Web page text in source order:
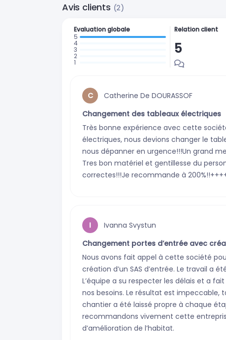
Avis clients (2)
Evaluation globale
avis
avis
Relation client
5
C Catherine De DOURASSOF
Changement des tableaux électriques
Très bonne expérience avec cette
électriques, nous devions changer le
nous dépanner en urgence!!!Un grand
Tres bon matériel et gentillesse du
correctes!!!Je recommande à
I Ivanna Svystun
Changement portes d’entrée avec
Nous avons fait appel à cette société
création d’un SAS d’entrée. Le travail a
L’équipe a su respecter les délais et a
nos besoins. Le résultat est impeccable,
chantier a été laissé propre à chaque
recommandons vivement cette
d’amélioration de l’habitat.